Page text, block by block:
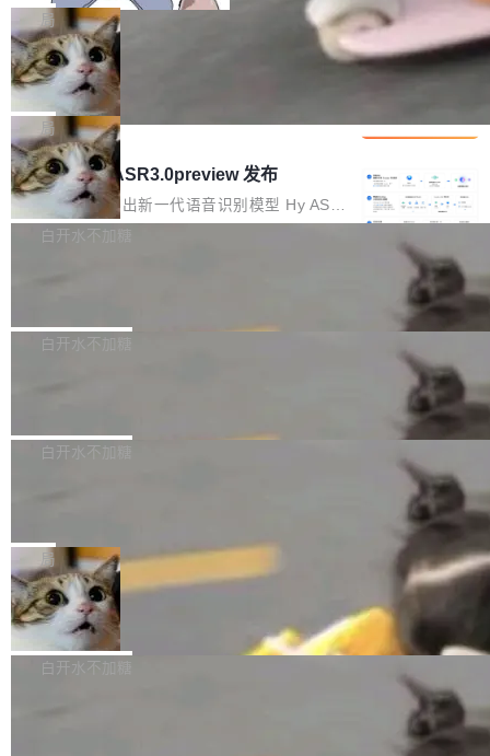
x / Harmony PC curl -fsSL https://solon.noea
r.org/solon...
不断累积，代码仓中的模块关系、接口契约、业
务逻辑等关键信息往往分散于数十乃至数百个文
件之中，形成高度复杂的知识关联网络。传统的
代码检索手段（如关键词匹配、目录遍历）仅能
在语法层面完成文本定位，难以触及代码的语义
内涵与结构关联，导致开发者使用代码智能体在
理解大规模代码仓时面临显著"代码仓理解"瓶
颈。 代码仓深度理解服务（以下简称" CodeBas
e深度理解服务"）是华为云码道（CodeA...
名90后算法工程师王某，为了给自己接的私活腾
服务器空间，删光了公司AI游戏部门的全部核心
数据。 王某2024年1月入职东城区某科技公司AI
短剧部门，有互联网大厂背景。在公司内部架构
调整期间，部门三次通知全员将数据从A集群迁
移到B集群，王某都回复了"收到"。 他没有迁移
数据。2024年9月3日下午4点，他使用此前登录
的账号密码进入A集群，输入了一条被程序员圈
称为"删库跑路"的命令——最高管理员权限、无
自研的多个文生3D和...
局
Cloudflare 分享推理优化实践：KV ca
che 量化 + 权重压缩，吞吐量提升 4
1%，成本降 30%
Kimi 和 GLM 是当前最强的大模型系列之一，但
它们有一个共同的问题：太吃显存了。月之暗面
的 Kimi K 系列和智谱的 GLM 都是长上下文、M
oE 架构的大模型，好用到让人上瘾，但 GPU 显
存永远不够用。 Cloudflare 的 Workers AI 团队
一直在跑这些模型的推理。他们在官方博客上发
整性保护。效果是：吞吐量提升 41%，每 token
局
腾讯混元 Hy ASR3.0preview 发布
腾讯混元正式推出新一代语音识别模型 Hy ASR
3.0preview。基于最新一代大语言模型 Hy3 的
让语音识别不再只是听清，而是真正听懂。通过
w 不要求标准普通话，方言识别覆盖粤语、吴语
白开水不加糖
新和少量网页兼容性修复版本。 Changes/fixe
容提供的字体时出现的几个问题 为避免音频加
质的最低采样率）的音频格式将被拒绝 修复了 C
SS 圆角虚线样式中可能存在的问题 如果表单中
的图像元素不在同一个子树中，则它们将不再关
联 加...
白开水不加糖
发布的 Release Notes，他利用 AI 工具（如 Co
最强的若干项。对于尚未正式发版的 PG 19，则
通过拉取过去一年内（从 PG 18 Beta1 时间点
至今）的所有 commit，同样交由 AI 分析提炼。
经过人工复核，准确度令人满意。这一方法也为
社区爱好者提供了高效跟踪新版本的思路。
白开水不加糖
维护工作一直与我的日常工作、家务、社交生活
和休闲娱乐竞争时间。" 这是 libexpat 维护者 S
ebastian Pipping 写在博客里的话。8 月 4 日，
他宣布了一个新消息：从 2026 年 8 月 1 日起，
他可以全职维护 libexpat 了，最长 6 个月。发
局
Firefox 153.0.3 发布
Firefox 153.0.3 现已发布，具体更新内容如
下： New Smart Window 包含多项增强功能：
白开水不加糖